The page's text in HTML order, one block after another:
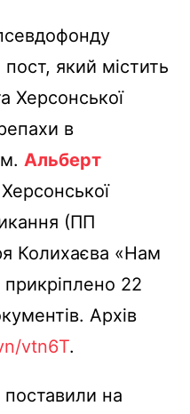
який містить
Херсонської
в
Альберт
(ПП
Колихаєва «Нам
22
Архів
vtn6T.
на